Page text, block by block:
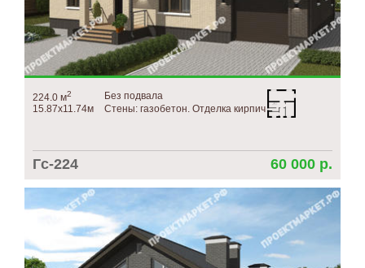
224.0 м2
15.87х11.74м
Без подвала
Стены: газобетон. Отделка кирпич
Гс-224 60 000 р.